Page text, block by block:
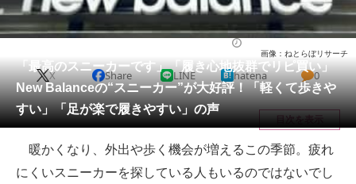
動物 リサーチ
会員記事
メディア
注目記事を集めた総合ページ
ITの今と未来を見通す
「最高のスニーカーです」「履き心地抜群でリピ買い」
New Balanceの“スニーカー”が大好評！「軽くて歩きや
すい」「足が楽で履きやすい」の声
画像：ねとらぼリサーチ
X Share LINE hatena 0
目次を表示
暖かくなり、外出や歩く機会が増えるこの季節。疲れ
にくいスニーカーを探している人もいるのではないでし